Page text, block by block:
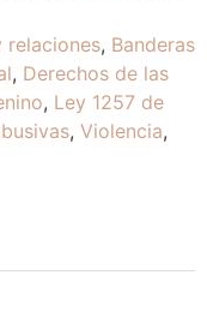
relaciones, Banderas
, Derechos de las
, Ley 1257 de
, Violencia,